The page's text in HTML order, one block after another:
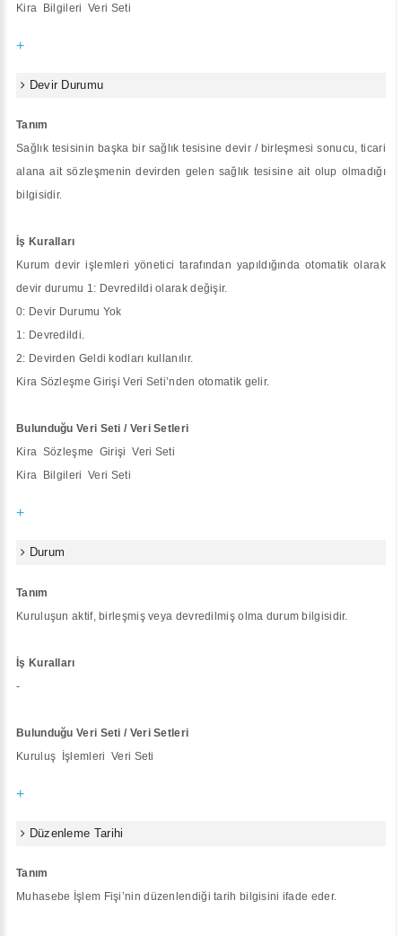
Kira Bilgileri Veri Seti
+
Devir Durumu
Tanım
Sağlık tesisinin başka bir sağlık tesisine devir / birleşmesi sonucu, ticari
alana ait sözleşmenin devirden gelen sağlık tesisine ait olup olmadığı
bilgisidir.
İş Kuralları
Kurum devir işlemleri yönetici tarafından yapıldığında otomatik olarak
devir durumu 1: Devredildi olarak değişir.
0: Devir Durumu Yok
1: Devredildi.
2: Devirden Geldi kodları kullanılır.
Kira Sözleşme Girişi Veri Seti’nden otomatik gelir.
Bulunduğu Veri Seti / Veri Setleri
Kira Sözleşme Girişi Veri Seti
Kira Bilgileri Veri Seti
+
Durum
Tanım
Kuruluşun aktif, birleşmiş veya devredilmiş olma durum bilgisidir.
İş Kuralları
-
Bulunduğu Veri Seti / Veri Setleri
Kuruluş İşlemleri Veri Seti
+
Düzenleme Tarihi
Tanım
Muhasebe İşlem Fişi’nin düzenlendiği tarih bilgisini ifade eder.